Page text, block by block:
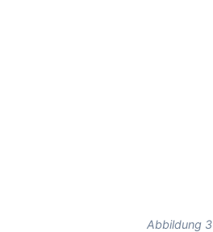
Abbildung 3